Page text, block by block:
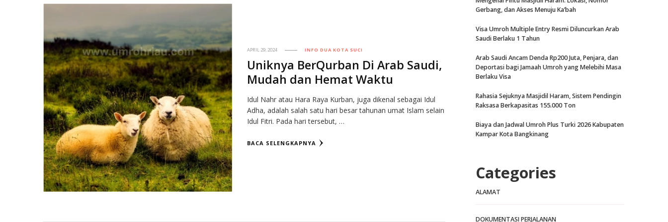
APRIL 29, 2024 INFO DUA KOTA SUCI
Uniknya BerQurban Di Arab Saudi,
Mudah dan Hemat Waktu
Idul Nahr atau Hara Raya Kurban, juga dikenal sebagai Idul
Adha, adalah salah satu hari besar tahunan umat Islam selain
Idul Fitri. Pada hari tersebut, …
BACA SELENGKAPNYA
Gerbang, dan Akses Menuju Ka’bah
Visa Umroh Multiple Entry Resmi Diluncurkan Arab
Saudi Berlaku 1 Tahun
Arab Saudi Ancam Denda Rp200 Juta, Penjara, dan
Deportasi bagi Jamaah Umroh yang Melebihi Masa
Berlaku Visa
Rahasia Sejuknya Masjidil Haram, Sistem Pendingin
Raksasa Berkapasitas 155.000 Ton
Biaya dan Jadwal Umroh Plus Turki 2026 Kabupaten
Kampar Kota Bangkinang
Categories
ALAMAT
DOKUMENTASI PERJALANAN